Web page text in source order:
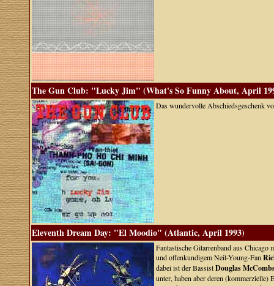
The Gun Club: "Lucky Jim" (What's So Funny About, April
Das wundervolle Abschiedsgeschenk
Eleventh Dream Day: "El Moodio" (Atlantic, April 1993)
Fantastische Gitarrenband aus
und offenkundigem Neil-Young-Fan
dabei ist der BassistDouglas
unter, haben aber deren